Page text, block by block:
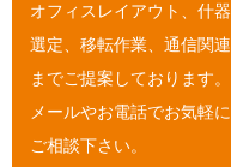
オフィスレイアウト、什器
選定、移転作業、通信関連
までご提案しております。
メールやお電話でお気軽に
ご相談下さい。